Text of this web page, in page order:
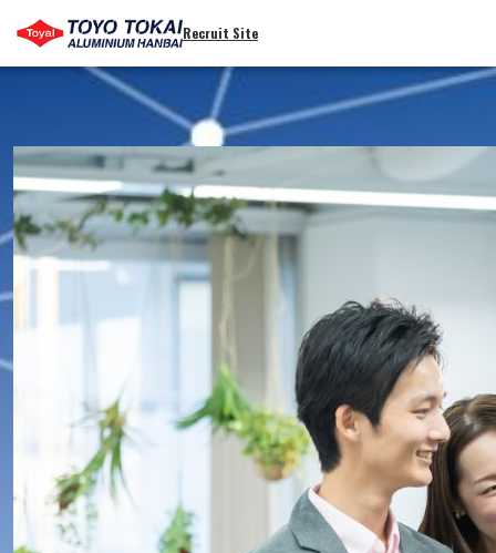
Recruit Site